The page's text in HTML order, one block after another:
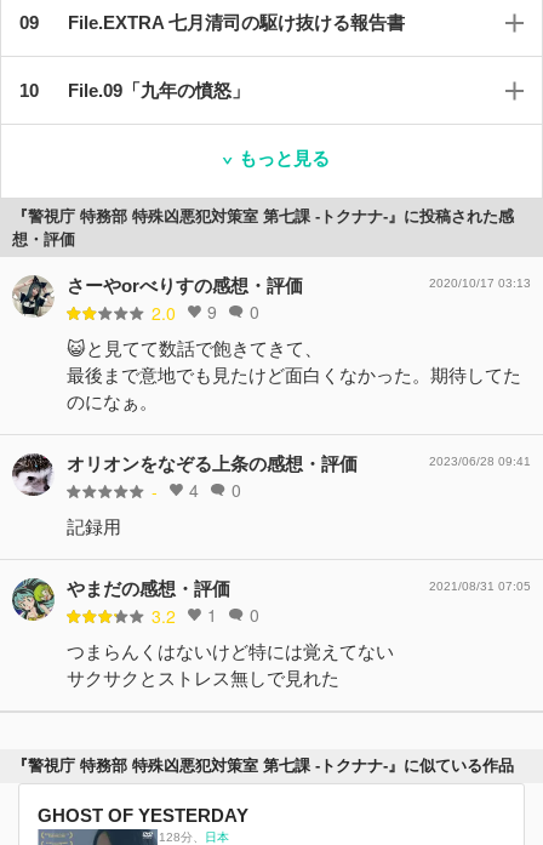
File.EXTRA 七月清司の駆け抜ける報告書
File.09「九年の憤怒」
もっと見る
『警視庁 特務部 特殊凶悪犯対策室 第七課 -トクナナ-』に投稿された感
想・評価
さーやorべりすの感想・評価
2.0 9 0
2020/10/17 03:13
😺と見てて数話で飽きてきて、
最後まで意地でも見たけど面白くなかった。期待してた
のになぁ。
オリオンをなぞる上条の感想・評価
- 4 0
2023/06/28 09:41
記録用
やまだの感想・評価
3.2 1 0
2021/08/31 07:05
つまらんくはないけど特には覚えてない
サクサクとストレス無しで見れた
『警視庁 特務部 特殊凶悪犯対策室 第七課 -トクナナ-』に似ている作品
GHOST OF YESTERDAY
128分 日本